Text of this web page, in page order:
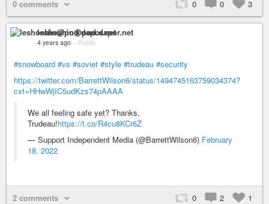
0 comments 0 0 3
leshoshin@pod.dapor.net
4 years ago – Public
#snowboard #vs #soviet #style #trudeau #security
https://twitter.com/BarrettWilson6/status/1494745163759034374?
cxt=HHwWjIC5udKzs74pAAAA
We all feeling safe yet? Thanks,
Trudeau!https://t.co/R4cu8KCr6Z
— Support Independent Media (@BarrettWilson6) February
18, 2022
2 comments 0 2 1